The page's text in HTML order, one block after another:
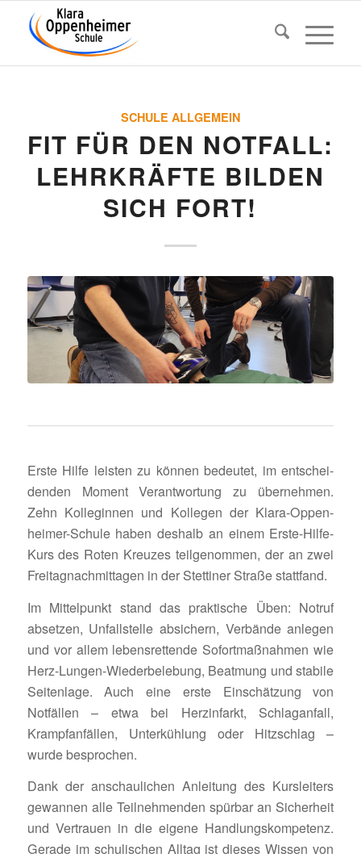
SCHULE ALLGEMEIN
FIT FÜR DEN NOTFALL:
LEHR­KRÄFTE BILDEN
SICH FORT!
Erste Hilfe leisten zu können bedeutet, im entschei­
denden Moment Verant­wor­tung zu über­nehmen.
Zehn Kolle­ginnen und Kollegen der Klara-Oppen­
heimer-Schule haben deshalb an einem Erste-Hilfe-
Kurs des Roten Kreuzes teil­ge­nommen, der an zwei
Frei­tag­nach­mit­tagen in der Stet­tiner Straße stattfand.
Im Mittel­punkt stand das prak­ti­sche Üben: Notruf
absetzen, Unfall­stelle absi­chern, Verbände anlegen
und vor allem lebens­ret­tende Sofort­maß­nahmen wie
Herz-Lungen-Wieder­be­le­bung, Beatmung und stabile
Seiten­lage. Auch eine erste Einschät­zung von
Notfällen – etwa bei Herz­in­farkt, Schlag­an­fall,
Krampf­an­fällen, Unter­küh­lung oder Hitz­schlag –
wurde besprochen.
Dank der anschau­li­chen Anlei­tung des Kurs­lei­ters
gewannen alle Teil­neh­menden spürbar an Sicher­heit
und Vertrauen in die eigene Hand­lungs­kom­pe­tenz.
Gerade im schu­li­schen Alltag ist dieses Wissen von